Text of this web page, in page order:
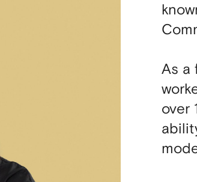
As a
over